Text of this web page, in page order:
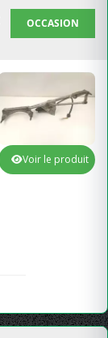
OCCASION
Voir le produit